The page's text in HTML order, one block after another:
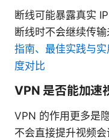
断线可能暴露真实
断线时不会继续传输
指南、最佳实践与
度对比
VPN 是否能加速
VPN 的作用更多是
不会直接提升视频